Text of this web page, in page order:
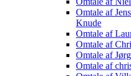
Omtale af
Knude
Omtale af
Omtale af
Omtale af
Omtale af